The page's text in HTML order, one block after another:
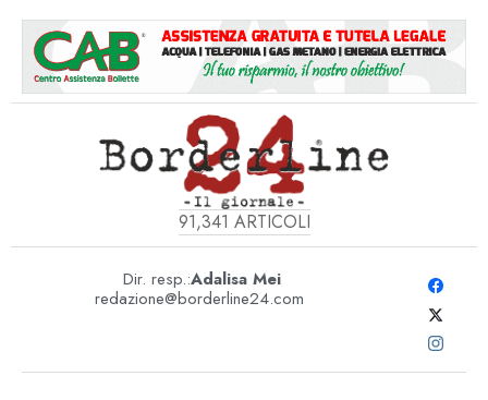
91,341 ARTICOLI
Dir. resp.:Adalisa Mei
redazione@borderline24.com